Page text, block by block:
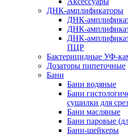
ДНК-амплификаторы
ДНК-
ДНК-
ДНК-
ПЦР
Бактерицидные УФ-
Дозаторы пипеточные
Бани
Бани водяные
Бани
сушилки для
Бани масляные
Бани паровые
Бани-шейкеры